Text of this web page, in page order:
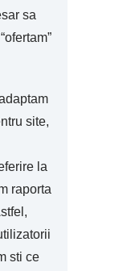
sa
site,
la
raporta
sti ce